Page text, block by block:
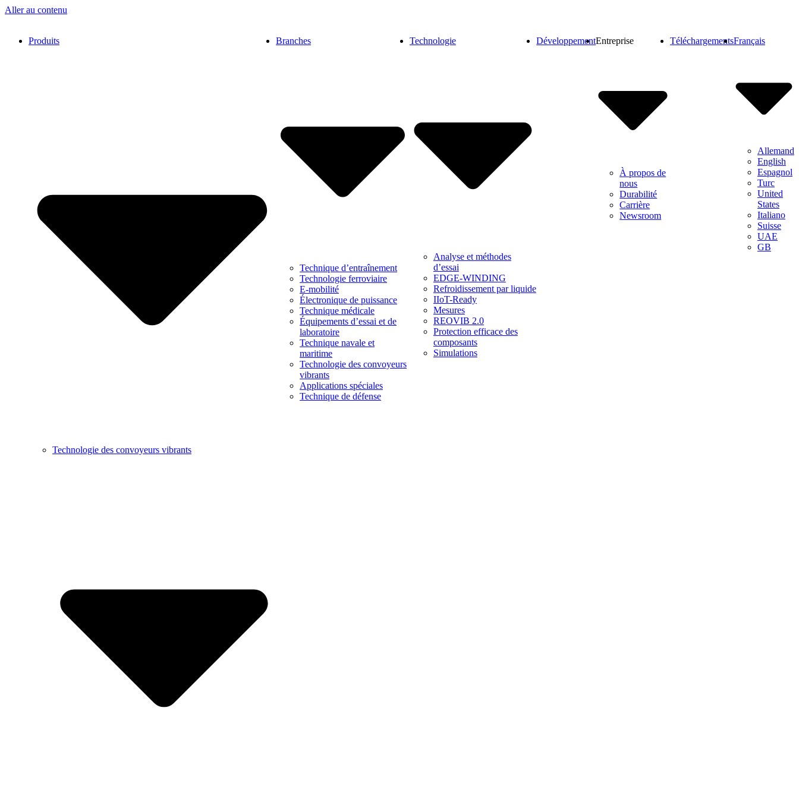
Aller au contenu
Produits
Technologie des convoyeurs vibrants
Branches
Technique d’entraînement
Technologie ferroviaire
E-mobilité
Électronique de puissance
Technique médicale
Équipements d’essai et de
laboratoire
Technique navale et
maritime
Technologie des convoyeurs
vibrants
Applications spéciales
Technique de défense
Technologie
Analyse et méthodes
d’essai
EDGE-WINDING
Refroidissement par liquide
IIoT-Ready
Mesures
REOVIB 2.0
Protection efficace des
composants
Simulations
DéveloppementEntreprise
À propos de
nous
Durabilité
Carrière
Newsroom
TéléchargementsFrançais
Allemand
English
Espagnol
Turc
United
States
Italiano
Suisse
UAE
GB